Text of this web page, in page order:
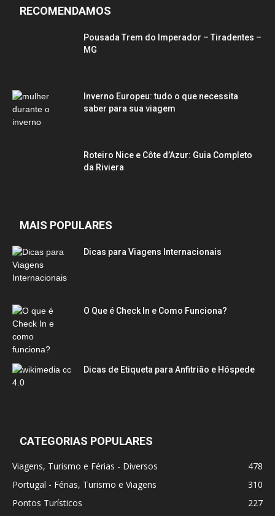
RECOMENDAMOS
Pousada Trem do Imperador – Tiradentes –
MG
Inverno Europeu: tudo o que necessita
saber para sua viagem
Roteiro Nice e Côte d’Azur: Guia Completo
da Riviera
MAIS POPULARES
Dicas para Viagens Internacionais
O Que é Check In e Como Funciona?
Dicas de Etiqueta para Anfitrião e Hóspede
CATEGORIAS POPULARES
Viagens, Turismo e Férias - Diversos
478
Portugal - Férias, Turismo e Viagens
310
Pontos Turísticos
227